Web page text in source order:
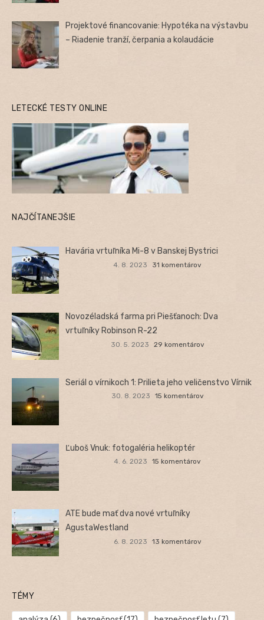
Projektové financovanie: Hypotéka na výstavbu
– Riadenie tranží, čerpania a kolaudácie
LETECKÉ TESTY ONLINE
NAJČÍTANEJŠIE
Havária vrtuľníka Mi-8 v Banskej Bystrici
4. 8. 2023 31 komentárov
Novozéladská farma pri Piešťanoch: Dva
vrtuľníky Robinson R-22
30. 5. 2023 29 komentárov
Seriál o vírnikoch 1: Prilieta jeho veličenstvo Vírnik
30. 8. 2023 15 komentárov
Ľuboš Vnuk: fotogaléria helikoptér
4. 6. 2023 15 komentárov
ATE bude mať dva nové vrtuľníky
AgustaWestland
6. 8. 2023 13 komentárov
TÉMY